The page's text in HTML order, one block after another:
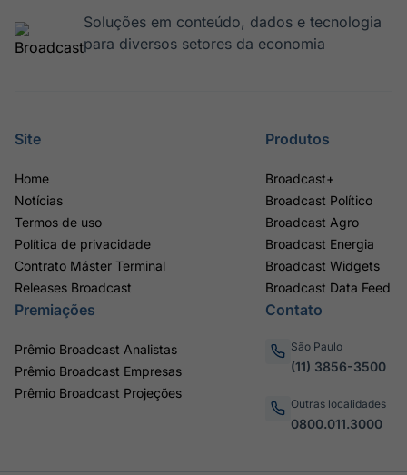
Soluções em conteúdo, dados e tecnologia
para diversos setores da economia
Site
Home
Notícias
Termos de uso
Política de privacidade
Contrato Máster Terminal
Releases Broadcast
Produtos
Broadcast+
Broadcast Político
Broadcast Agro
Broadcast Energia
Broadcast Widgets
Broadcast Data Feed
Premiações
Prêmio Broadcast Analistas
Prêmio Broadcast Empresas
Prêmio Broadcast Projeções
Contato
São Paulo
(11) 3856-3500
Outras localidades
0800.011.3000